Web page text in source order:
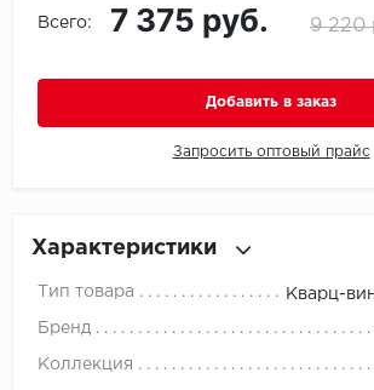
Всего: 7 375 руб. 9 220
Добавить в заказ
Запросить оптовый прайс
Характеристики
Тип товара Кварц-
Бренд
Коллекция